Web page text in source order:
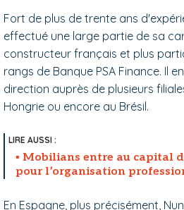
Fort de plus de trente ans
effectué une large partie de sa
constructeur français et plus
rangs de Banque PSA Finance. Il
direction auprès de plusieurs
Hongrie ou encore au Brésil.
Mobilians entre au capital
pour l’organisation
En Espagne, plus précisément,